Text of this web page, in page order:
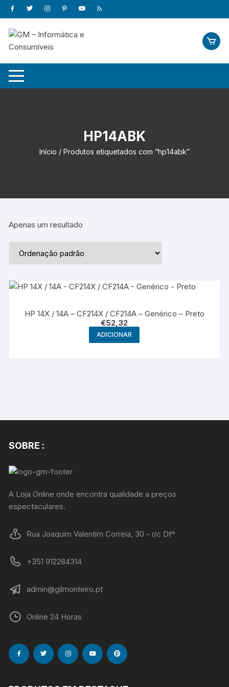
Skip
to
content
HP14ABK
Início / Produtos etiquetados com “hp14abk”
Apenas um resultado
HP 14X / 14A – CF214X / CF214A – Genérico – Preto
€52,32
ADICIONAR
SOBRE :
A Loja Online onde encontra qualidade a preços
espectaculares.
Rua Joaquim Valentim Correia, 30 - r/c Dtº
+351 912284314
admin@gilmonteiro.pt
Online 24 Horas